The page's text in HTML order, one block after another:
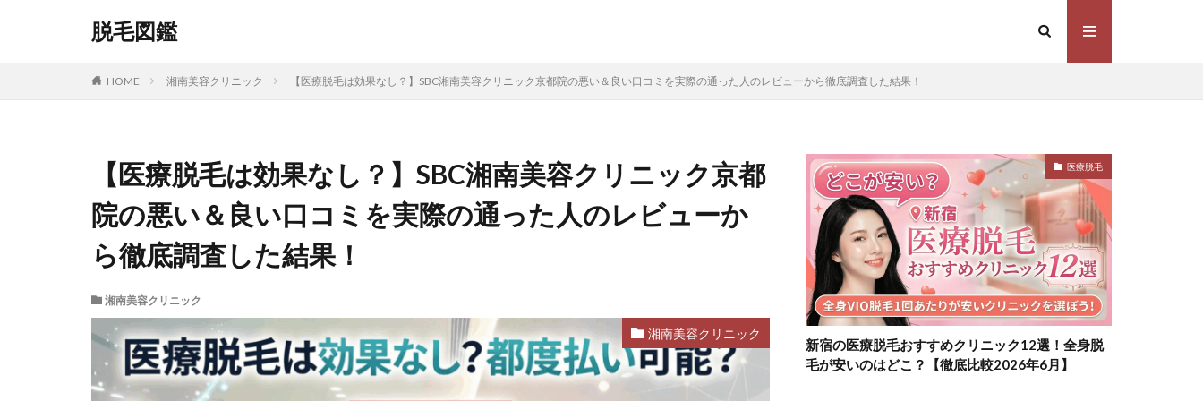
脱毛図鑑
HOME 湘南美容クリニック 【医療脱毛は効果なし？】SBC湘南美容クリニック京都院の悪い＆良い口コミを実際の通った人のレビューから徹底調査した結果！
【医療脱毛は効果なし？】SBC湘南美容クリニック京都
院の悪い＆良い口コミを実際の通った人のレビューか
ら徹底調査した結果！
湘南美容クリニック
湘南美容クリニック
医療脱毛
新宿の医療脱毛おすすめクリニック12選！全身脱
毛が安いのはどこ？【徹底比較2026年6月】